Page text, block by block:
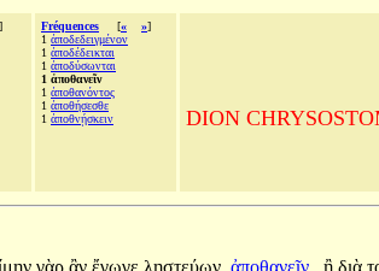
]
Fréquences [« »]
1 ἀποδεδειγμένον
1 ἀποδέδεικται
1 ἀποδύσωνται
1 ἀποθανεῖν
1 ἀποθανόντος
1 ἀποθήσεσθε
1 ἀποθνῄσκειν DION
γὰρ ἂν ἔγωγε λῃστεύων ἀποθανεῖν ἢ διὰ